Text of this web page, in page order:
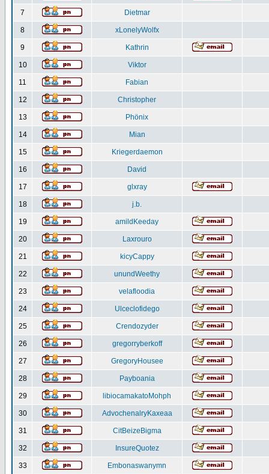
7 Dietmar
8 xLonelyWolfx
9 Kathrin
10 Viktor
11 Fabian
12 Christopher
13 Phönix
14 Mian
15 Kriegerdaemon
16 David
17 glxray
18 j.b.
19 amildKeeday
20 Laxrouro
21 kicyCappy
22 unundWeethy
23 velafloodia
24 Ulceclofidego
25 Crendozyder
26 gregorryberkoff
27 GregoryHousee
28 Payboania
29 libiocamakatoMohph
30 AdvochenalryKaxeaa
31 CitBeizeBigma
32 InsureQuotez
33 Embonaswanymn